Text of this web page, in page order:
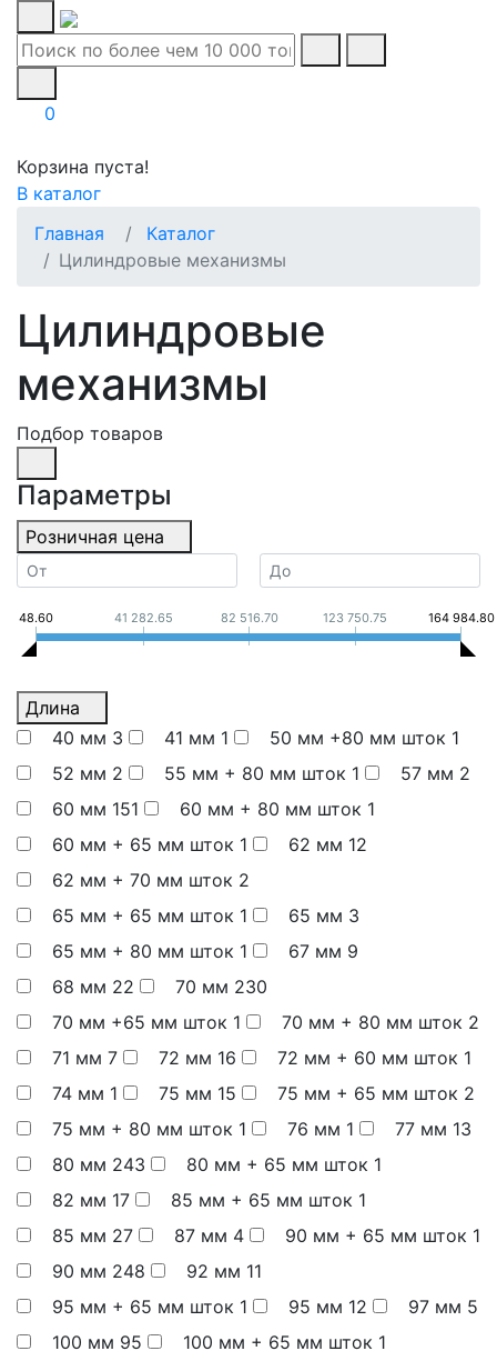
0
Корзина пуста!
В каталог
Главная
Каталог
Цилиндровые механизмы
Цилиндровые
механизмы
Подбор товаров
Параметры
Розничная цена
48.60 41 282.65 82 516.70 123 750.75 164 984.80
Длина
40 мм 3 41 мм 1 50 мм +80 мм шток 1
52 мм 2 55 мм + 80 мм шток 1 57 мм 2
60 мм 151 60 мм + 80 мм шток 1
60 мм + 65 мм шток 1 62 мм 12
62 мм + 70 мм шток 2
65 мм + 65 мм шток 1 65 мм 3
65 мм + 80 мм шток 1 67 мм 9
68 мм 22 70 мм 230
70 мм +65 мм шток 1 70 мм + 80 мм шток 2
71 мм 7 72 мм 16 72 мм + 60 мм шток 1
74 мм 1 75 мм 15 75 мм + 65 мм шток 2
75 мм + 80 мм шток 1 76 мм 1 77 мм 13
80 мм 243 80 мм + 65 мм шток 1
82 мм 17 85 мм + 65 мм шток 1
85 мм 27 87 мм 4 90 мм + 65 мм шток 1
90 мм 248 92 мм 11
95 мм + 65 мм шток 1 95 мм 12 97 мм 5
100 мм 95 100 мм + 65 мм шток 1